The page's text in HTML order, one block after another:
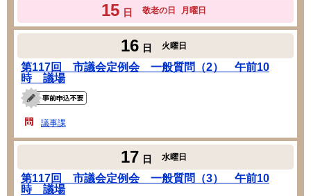
15 日 敬老の日 月曜日
16 日 火曜日
第117回 市議会定例会 一般質問（2） 午前10
時 議場
議事課
17 日 水曜日
第117回 市議会定例会 一般質問（3） 午前10
時 議場